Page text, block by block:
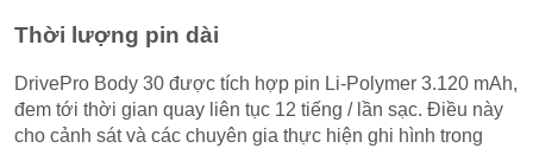
Thời lượng pin dài
DrivePro Body 30 được tích hợp pin Li-Polymer 3.120 mAh,
đem tới thời gian quay liên tục 12 tiếng / lần sạc. Điều này
cho cảnh sát và các chuyên gia thực hiện ghi hình trong